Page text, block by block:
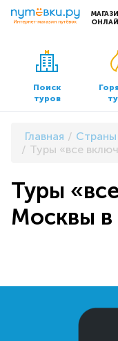
Сервисы
Бронирование
Трансфер
Поиск
туров
Главная Страны
Туры «все
Туры
Москвы в